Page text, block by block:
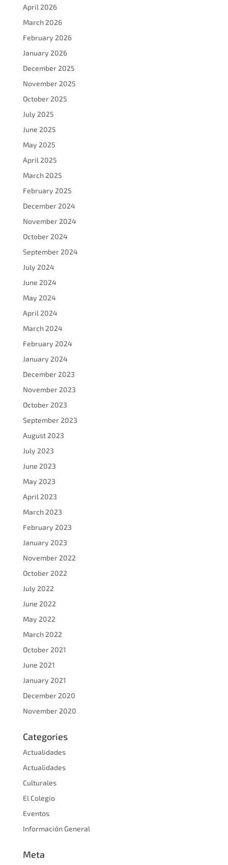
April 2026
March 2026
February 2026
January 2026
December 2025
November 2025
October 2025
July 2025
June 2025
May 2025
April 2025
March 2025
February 2025
December 2024
November 2024
October 2024
September 2024
July 2024
June 2024
May 2024
April 2024
March 2024
February 2024
January 2024
December 2023
November 2023
October 2023
September 2023
August 2023
July 2023
June 2023
May 2023
April 2023
March 2023
February 2023
January 2023
November 2022
October 2022
July 2022
June 2022
May 2022
March 2022
October 2021
June 2021
January 2021
December 2020
November 2020
Categories
Actualidades
Actualidades
Culturales
El Colegio
Eventos
Información General
Meta